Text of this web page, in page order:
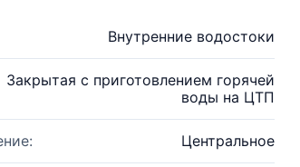
Внутренние водостоки
Закрытая с приготовлением горячей
воды на ЦТП
Центральное